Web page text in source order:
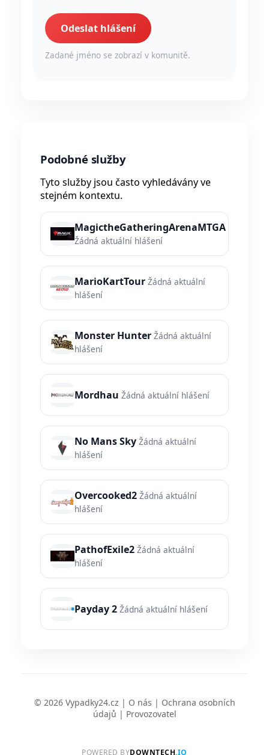
Odeslat hlášení
Zadané jméno se zobrazí v komunitě.
Podobné služby
Tyto služby jsou často vyhledávány ve
stejném kontextu.
MagictheGatheringArenaMTGA
Žádná aktuální hlášení
MarioKartTour Žádná aktuální
hlášení
Monster Hunter Žádná aktuální
hlášení
Mordhau Žádná aktuální hlášení
No Mans Sky Žádná aktuální
hlášení
Overcooked2 Žádná aktuální
hlášení
PathofExile2 Žádná aktuální
hlášení
Payday 2 Žádná aktuální hlášení
© 2026 Vypadky24.cz | O nás | Ochrana osobních
údajů | Provozovatel
POWERED BYDOWNTECH.IO